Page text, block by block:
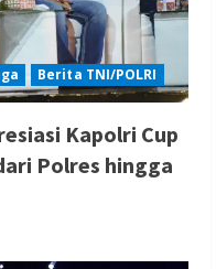
Berita TNI/POLRI
Kapolri Cup
Polres hingga